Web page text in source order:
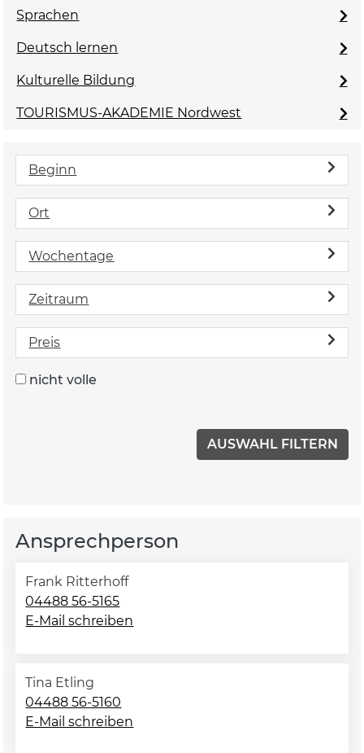
Sprachen
Deutsch lernen
Kulturelle Bildung
TOURISMUS-AKADEMIE Nordwest
Beginn
Ort
Wochentage
Zeitraum
Preis
nicht volle
Ansprechperson
Frank Ritterhoff
04488 56-5165
E-Mail schreiben
Tina Etling
04488 56-5160
E-Mail schreiben